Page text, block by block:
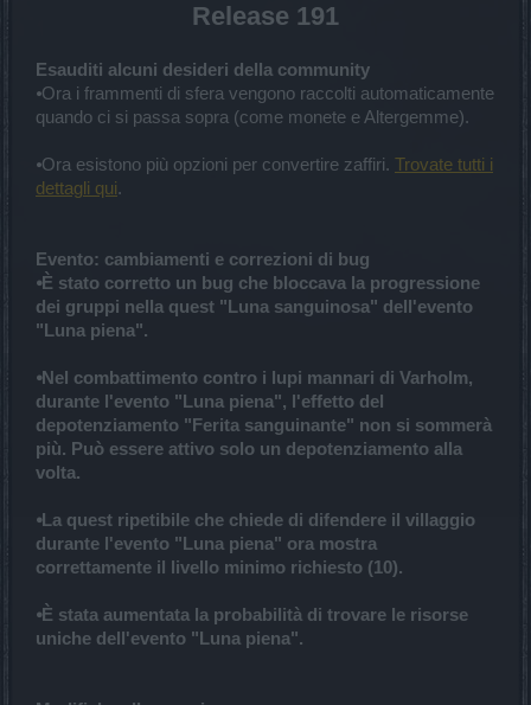
Release 191
Esauditi alcuni desideri della community
⦁Ora i frammenti di sfera vengono raccolti automaticamente
quando ci si passa sopra (come monete e Altergemme).
⦁Ora esistono più opzioni per convertire zaffiri. Trovate tutti i
dettagli qui.
Evento: cambiamenti e correzioni di bug
⦁È stato corretto un bug che bloccava la progressione
dei gruppi nella quest "Luna sanguinosa" dell'evento
"Luna piena".
⦁Nel combattimento contro i lupi mannari di Varholm,
durante l'evento "Luna piena", l'effetto del
depotenziamento "Ferita sanguinante" non si sommerà
più. Può essere attivo solo un depotenziamento alla
volta.
⦁La quest ripetibile che chiede di difendere il villaggio
durante l'evento "Luna piena" ora mostra
correttamente il livello minimo richiesto (10).
⦁È stata aumentata la probabilità di trovare le risorse
uniche dell'evento "Luna piena".